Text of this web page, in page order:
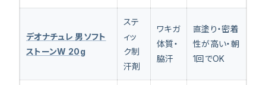
デオナチュレ 男ソフト
ストーンW 20g
ステ
ィッ
ク制
汗剤
ワキガ
体質・
脇汗
直塗り・密着
性が高い・朝
1回でOK